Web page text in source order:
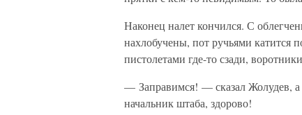
Наконец налет кончился. С
нахлобучены, пот ручьями катится
пистолетами где-то сзади,
— Заправимся! — сказал Жолудев,
начальник штаба, здорово!